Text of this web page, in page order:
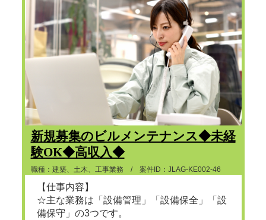
新規募集のビルメンテナンス◆未経
験OK◆高収入◆
職種：建築、土木、工事業務 / 案件ID：JLAG-KE002-46
【仕事内容】
☆主な業務は「設備管理」「設備保全」「設
備保守」の3つです。